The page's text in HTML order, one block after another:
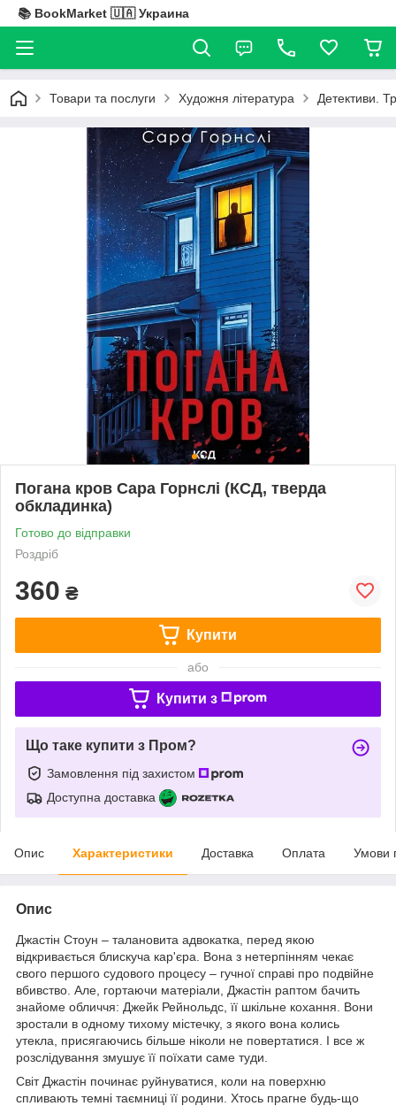
📚 BookMarket 🇺🇦 Украина
Товари та послуги Художня література Детективи.
Погана кров Сара Горнслі (КСД, тверда
обкладинка)
Готово до відправки
Роздріб
360 ₴
Купити
або
Купити з
Що таке купити з Пром?
Замовлення під захистом
Доступна доставка
Опис Характеристики Доставка Оплата Умови
Опис
Джастін Стоун – талановита адвокатка, перед якою
відкривається блискуча кар'єра. Вона з нетерпінням чекає
свого першого судового процесу – гучної справі про подвійне
вбивство. Але, гортаючи матеріали, Джастін раптом бачить
знайоме обличчя: Джейк Рейнольдс, її шкільне кохання. Вони
зростали в одному тихому містечку, з якого вона колись
утекла, присягаючись більше ніколи не повертатися. І все ж
розслідування змушує її поїхати саме туди.
Світ Джастін починає руйнуватися, коли на поверхню
спливають темні таємниці її родини. Хтось прагне будь-що